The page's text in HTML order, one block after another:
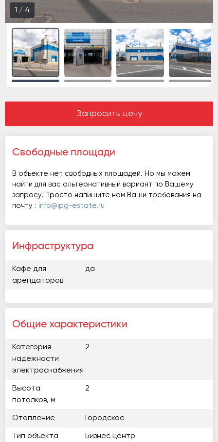
2 /4
Запросить цену
Свободные площади
В объекте нет свободных площадей. Но мы можем
найти для вас альтернативный вариант по Вашему
запросу. Просто напишите нам Ваши требования на
почту : info@ipg-estate.ru
Инфраструктура
Кафе для
арендаторов
да
Общие характеристики
Категория
надежности
электроснабжения
2
Высота
потолков, м
2
Отопление Городское
Тип объекта
Бизнес центр